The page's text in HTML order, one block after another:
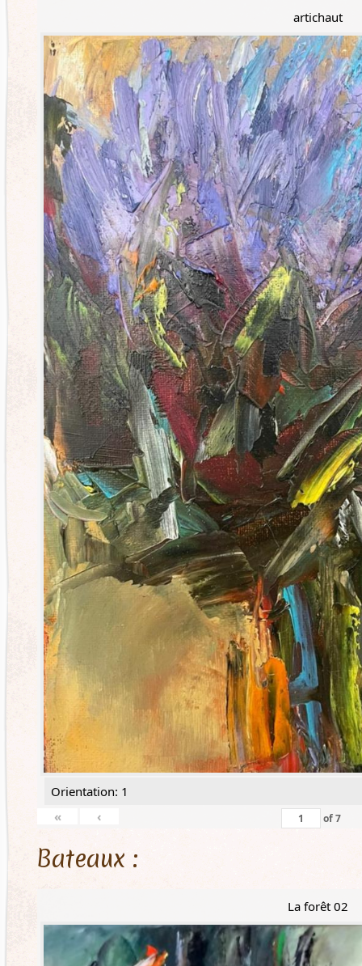
artichaut
Orientation: 1
«
‹ of7
Bateaux :
La forêt 02